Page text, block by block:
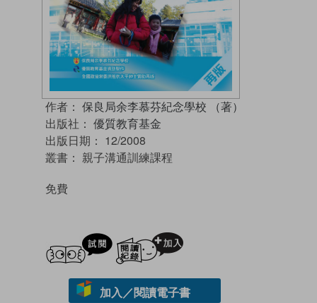
作者： 保良局余李慕芬紀念學校 （著）
出版社： 優質教育基金
出版日期： 12/2008
叢書： 親子溝通訓練課程
免費
試閲
加入／閱讀電子書